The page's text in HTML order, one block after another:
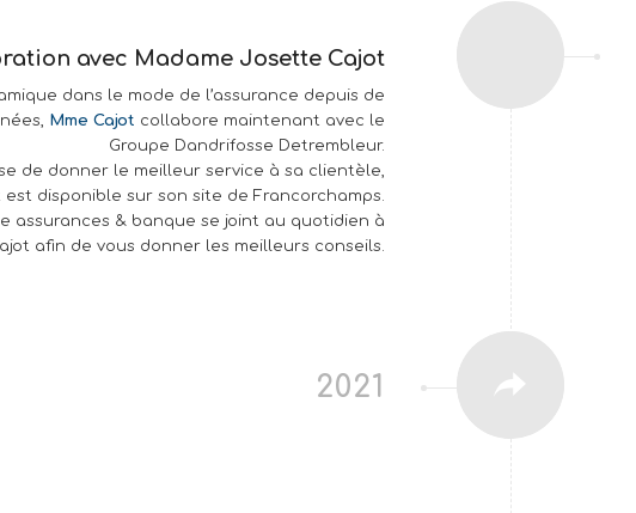
avec Madame Josette Cajot
dans le mode de l’assurance depuis de
Mme Cajot collabore maintenant avec le
Groupe Dandrifosse Detrembleur.
de donner le meilleur service à sa clientèle,
est disponible sur son site de Francorchamps.
assurances & banque se joint au quotidien à
afin de vous donner les meilleurs conseils.
2021